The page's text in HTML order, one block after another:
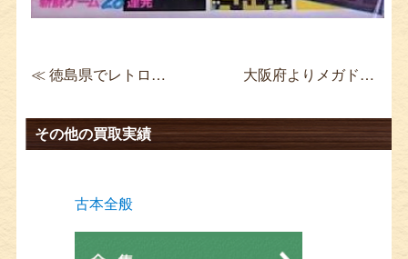
≪ 徳島県でレトロゲーム買取 PCエンジン 銀河婦警伝説サファイア 大阪府よりメガドライブを宅配買取 ベア・ナックルⅢ ≫
その他の買取実績
古本全般